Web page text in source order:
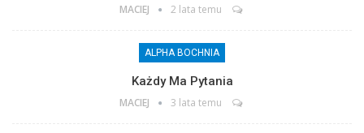
MACIEJ 2 lata temu
ALPHA BOCHNIA
Każdy Ma Pytania
MACIEJ 3 lata temu